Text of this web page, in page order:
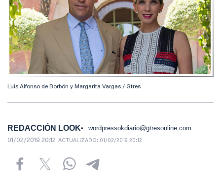
Luis Alfonso de Borbón y Margarita Vargas / Gtres
REDACCIÓN LOOK wordpressokdiario@gtresonline.com
01/02/2019 20:12 ACTUALIZADO: 01/02/2019 20:12